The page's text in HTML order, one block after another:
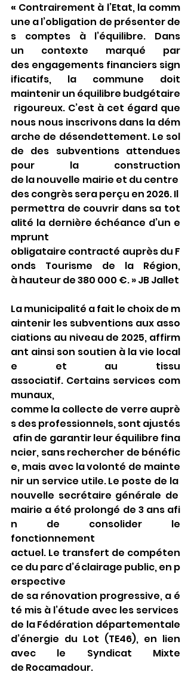
« Contrairement à l’Etat, la comm
une a l’obligation de présenter de
s comptes à l’équilibre. Dans
un contexte marqué par
des engagements financiers sign
ificatifs, la commune doit
maintenir un équilibre budgétaire
rigoureux. C’est à cet égard que
nous nous inscrivons dans la dém
arche de désendettement. Le sol
de des subventions attendues
pour la construction
de la nouvelle mairie et du centre
des congrès sera perçu en 2026. Il
permettra de couvrir dans sa tot
alité la dernière échéance d’un e
mprunt
obligataire contracté auprès du F
onds Tourisme de la Région,
à hauteur de 380 000 €. » JB Jallet
La municipalité a fait le choix de m
aintenir les subventions aux asso
ciations au niveau de 2025, affirm
ant ainsi son soutien à la vie local
e et au tissu
associatif. Certains services com
munaux,
comme la collecte de verre auprè
s des professionnels, sont ajustés
afin de garantir leur équilibre fina
ncier, sans rechercher de bénéfic
e, mais avec la volonté de mainte
nir un service utile. Le poste de la
nouvelle secrétaire générale de
mairie a été prolongé de 3 ans afi
n de consolider le
fonctionnement
actuel. Le transfert de compéten
ce du parc d’éclairage public, en p
erspective
de sa rénovation progressive, a é
té mis à l’étude avec les services
de la Fédération départementale
d’énergie du Lot (TE46), en lien
avec le Syndicat Mixte
de Rocamadour.